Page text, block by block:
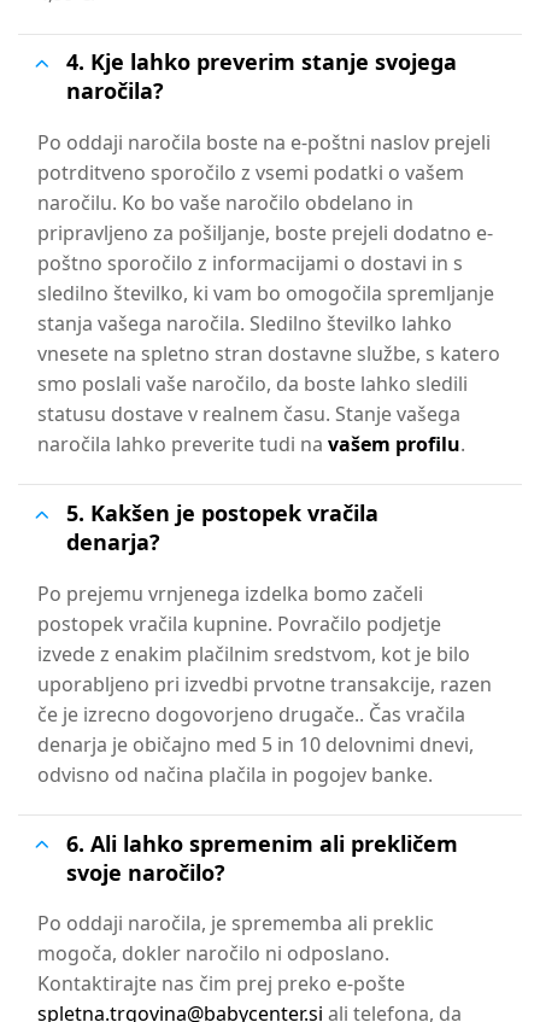
4. Kje lahko preverim stanje svojega
naročila?
Po oddaji naročila boste na e-poštni naslov prejeli
potrditveno sporočilo z vsemi podatki o vašem
naročilu. Ko bo vaše naročilo obdelano in
pripravljeno za pošiljanje, boste prejeli dodatno e-
poštno sporočilo z informacijami o dostavi in s
sledilno številko, ki vam bo omogočila spremljanje
stanja vašega naročila. Sledilno številko lahko
vnesete na spletno stran dostavne službe, s katero
smo poslali vaše naročilo, da boste lahko sledili
statusu dostave v realnem času. Stanje vašega
naročila lahko preverite tudi na vašem profilu.
5. Kakšen je postopek vračila
denarja?
Po prejemu vrnjenega izdelka bomo začeli
postopek vračila kupnine. Povračilo podjetje
izvede z enakim plačilnim sredstvom, kot je bilo
uporabljeno pri izvedbi prvotne transakcije, razen
če je izrecno dogovorjeno drugače.. Čas vračila
denarja je običajno med 5 in 10 delovnimi dnevi,
odvisno od načina plačila in pogojev banke.
6. Ali lahko spremenim ali prekličem
svoje naročilo?
Po oddaji naročila, je sprememba ali preklic
mogoča, dokler naročilo ni odposlano.
Kontaktirajte nas čim prej preko e-pošte
spletna.trgovina@babycenter.si ali telefona, da